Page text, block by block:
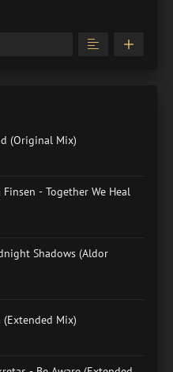
(Original Mix)
- Together We Heal
Shadows (Aldor
(Extended Mix)